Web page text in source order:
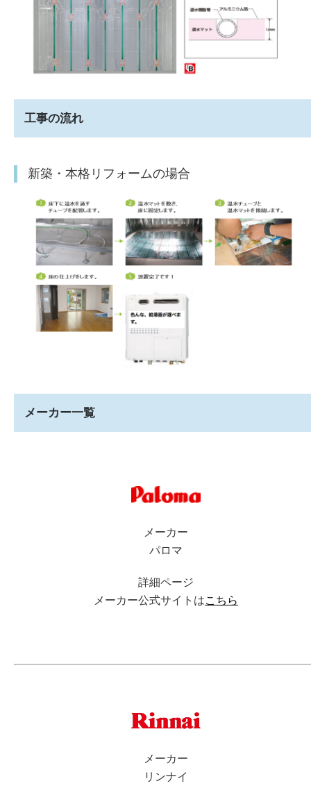
工事の流れ
新築・本格リフォームの場合
メーカー一覧
メーカー
パロマ
詳細ページ
メーカー公式サイトはこちら
メーカー
リンナイ